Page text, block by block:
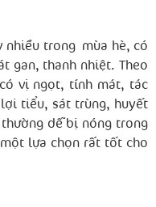
nhiều trong mùa hè, có
gan, thanh nhiệt. Theo
vị ngọt, tính mát, tác
tiểu, sát trùng, huyết
dễ bị nóng trong
lựa chọn rất tốt cho